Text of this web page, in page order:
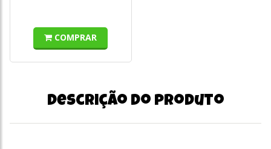
COMPRAR
Descrição do produto